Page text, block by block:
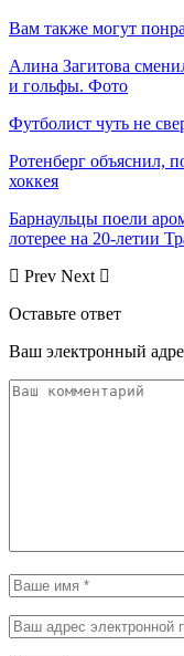
Вам также могут
Алина Загитова
и гольфы. Фото
Футболист чуть не
Ротенберг объяснил,
хоккея
Барнаульцы поели
лотерее на 20-летии
Prev Next
Оставьте ответ
Ваш электронный